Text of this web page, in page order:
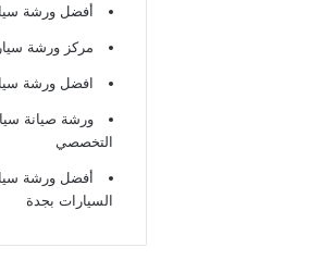
أفضل ورشة
مركز ورشة
افضل ورشة
ورشة صيانة
التخصصي
أفضل ورشة
السيارات بجدة